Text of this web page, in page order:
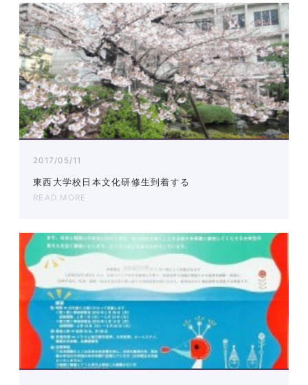
2017/05/11
東西大学校日本文化研修生到着する
READ MORE